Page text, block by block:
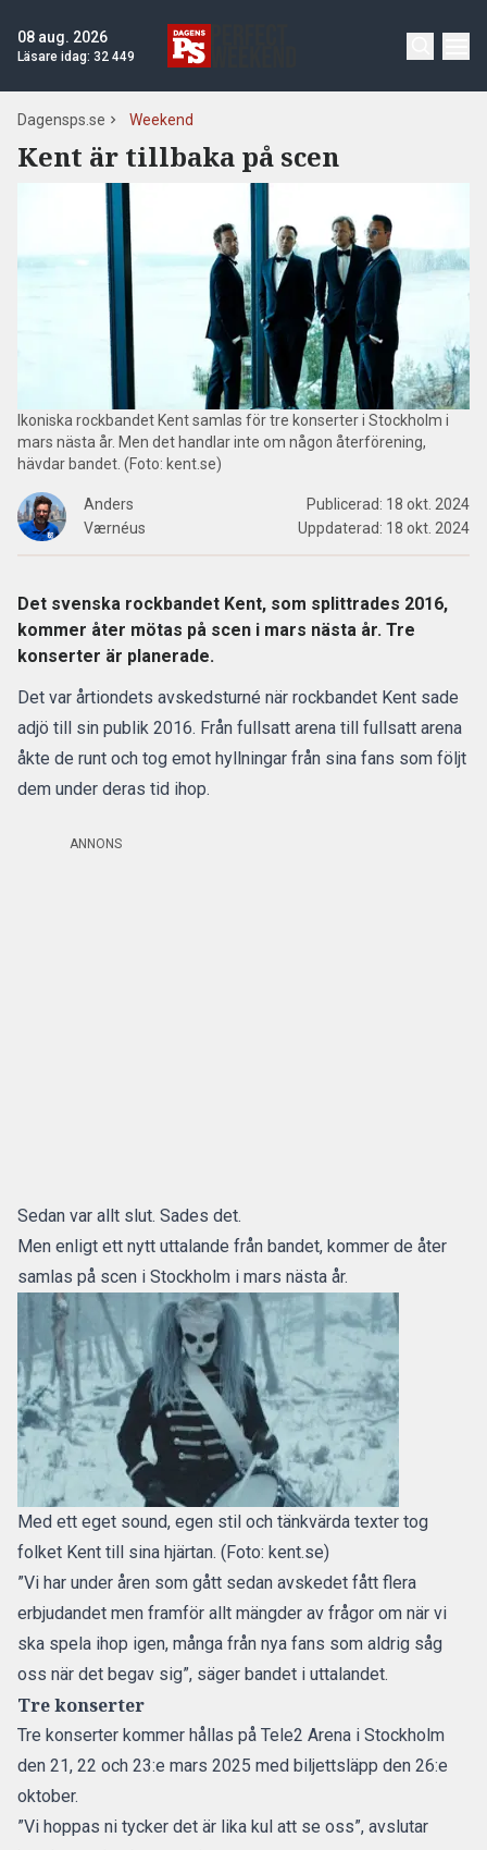
08 aug. 2026
Läsare idag: 32 449
Dagensps.se Weekend
Kent är tillbaka på scen
Ikoniska rockbandet Kent samlas för tre konserter i Stockholm i
mars nästa år. Men det handlar inte om någon återförening,
hävdar bandet. (Foto: kent.se)
Anders
Værnéus
Publicerad: 18 okt. 2024
Uppdaterad: 18 okt. 2024
Det svenska rockbandet Kent, som splittrades 2016,
kommer åter mötas på scen i mars nästa år. Tre
konserter är planerade.
Det var årtiondets avskedsturné när rockbandet Kent sade
adjö till sin publik 2016. Från fullsatt arena till fullsatt arena
åkte de runt och tog emot hyllningar från sina fans som följt
dem under deras tid ihop.
ANNONS
Sedan var allt slut. Sades det.
Men enligt ett nytt uttalande från bandet, kommer de åter
samlas på scen i Stockholm i mars nästa år.
Med ett eget sound, egen stil och tänkvärda texter tog
folket Kent till sina hjärtan. (Foto: kent.se)
”Vi har under åren som gått sedan avskedet fått flera
erbjudandet men framför allt mängder av frågor om när vi
ska spela ihop igen, många från nya fans som aldrig såg
oss när det begav sig”, säger bandet i uttalandet.
Tre konserter
Tre konserter kommer hållas på Tele2 Arena i Stockholm
den 21, 22 och 23:e mars 2025 med biljettsläpp den 26:e
oktober.
”Vi hoppas ni tycker det är lika kul att se oss”, avslutar